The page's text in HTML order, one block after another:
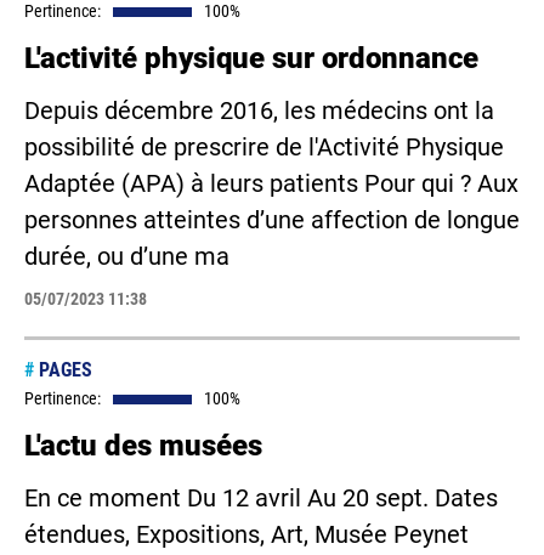
Pertinence: 100%
L'activité physique sur ordonnance
Depuis décembre 2016, les médecins ont la
possibilité de prescrire de l'Activité Physique
Adaptée (APA) à leurs patients Pour qui ? Aux
personnes atteintes d’une affection de longue
durée, ou d’une ma
05/07/2023 11:38
# PAGES
Pertinence: 100%
L'actu des musées
En ce moment Du 12 avril Au 20 sept. Dates
étendues, Expositions, Art, Musée Peynet